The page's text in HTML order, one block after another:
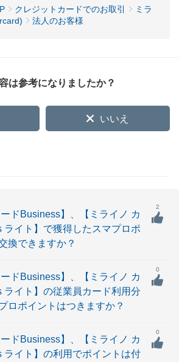
クレジットカードでのお取引
ミラ
法人のお客様
は参考になりましたか？
いいえ
ードBusiness】、【ミライノ カ
ライト】で獲得したスマプロポ
換できますか？
2
ードBusiness】、【ミライノ カ
ライト】の従業員カード利用分
ロポイントはつきますか？
0
ードBusiness】、【ミライノ カ
ライト】の利用でポイントは付
0